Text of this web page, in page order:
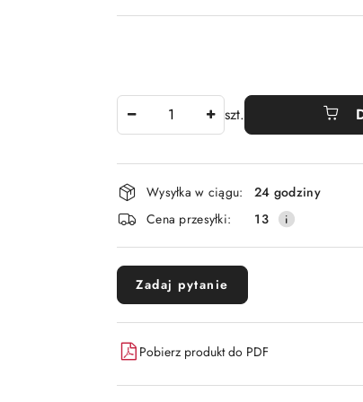
szt.
Dostępność
i
dostawa
Wysyłka w ciągu:
24 godziny
Cena przesyłki:
13
Zadaj pytanie
Pobierz produkt do PDF